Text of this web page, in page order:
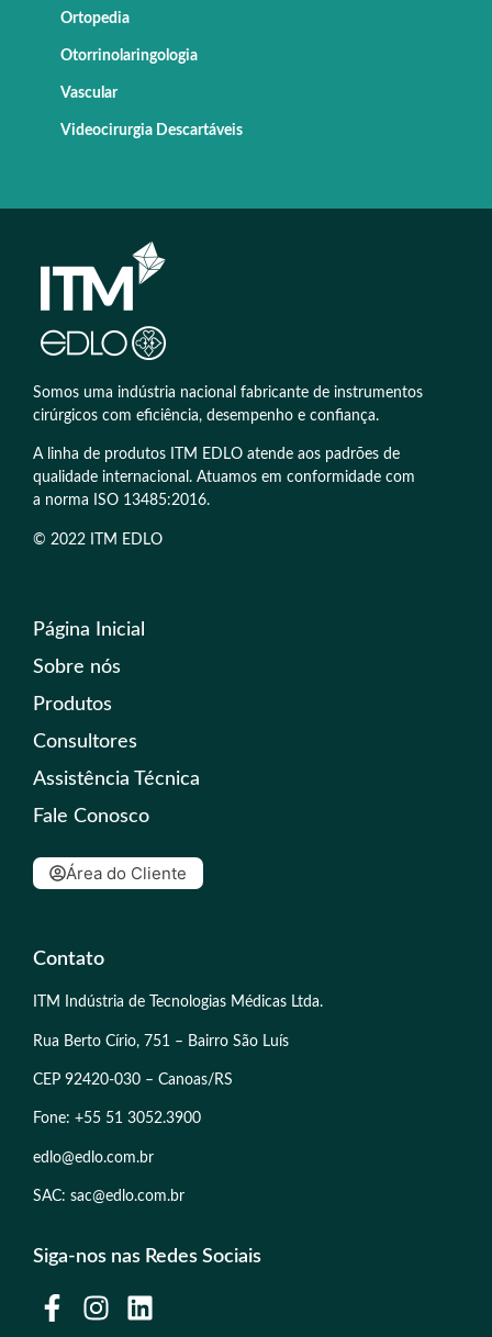
Ortopedia
Otorrinolaringologia
Vascular
Videocirurgia Descartáveis
Somos uma indústria nacional fabricante de instrumentos
cirúrgicos com eficiência, desempenho e confiança.
A linha de produtos ITM EDLO atende aos padrões de
qualidade internacional. Atuamos em conformidade com
a norma ISO 13485:2016.
© 2022 ITM EDLO
Página Inicial
Sobre nós
Produtos
Consultores
Assistência Técnica
Fale Conosco
Área do Cliente
Contato
ITM Indústria de Tecnologias Médicas Ltda.
Rua Berto Círio, 751 – Bairro São Luís
CEP 92420-030 – Canoas/RS
Fone: +55 51 3052.3900
edlo@edlo.com.br
SAC: sac@edlo.com.br
Siga-nos nas Redes Sociais